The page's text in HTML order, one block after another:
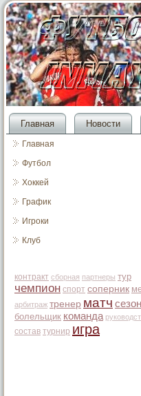
Главная Новости
Главная
Футбол
Хоккей
График
Игроки
Клуб
контракт сборная партнеры тур
чемпион спорт соперник
арбитраж тренер матч сезон
болельщик команда
состав турнир игра